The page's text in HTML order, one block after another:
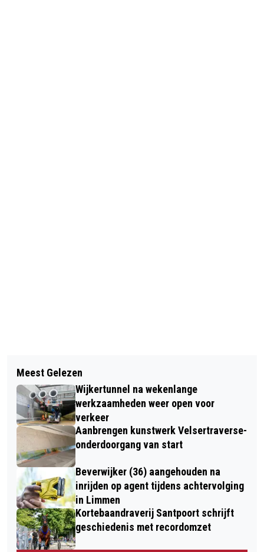
TEAM T.E.S.S.A VAN VRIJWILLIGE
BRANDWEER BEVERWIJK OPNIEUW
NAAR ALPE D’HUZES
THE BANSHEES OF INISHERIN BIJ
FILMHUIS HEEMSKERK IN LAURENTZ
Meest Gelezen
Wijkertunnel na wekenlange
werkzaamheden weer open voor
verkeer
Aanbrengen kunstwerk Velsertraverse-
onderdoorgang van start
Beverwijker (36) aangehouden na
inrijden op agent tijdens achtervolging
in Limmen
Kortebaandraverij Santpoort schrijft
geschiedenis met recordomzet